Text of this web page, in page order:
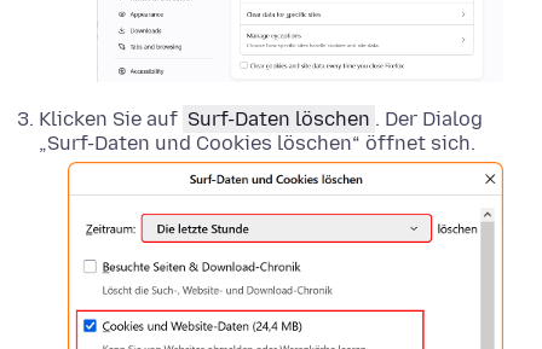
Klicken Sie auf Surf-Daten löschen . Der Dialog
„Surf-Daten und Cookies löschen“ öffnet sich.